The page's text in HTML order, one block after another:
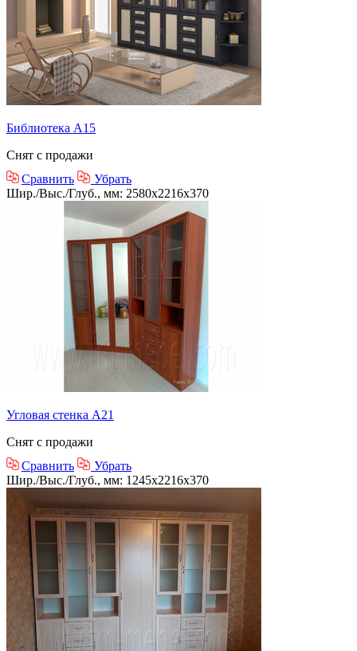
Библиотека А15
Снят с продажи
Сравнить
Убрать
Шир./Выс./Глуб., мм: 2580x2216x370
Угловая стенка А21
Снят с продажи
Сравнить
Убрать
Шир./Выс./Глуб., мм: 1245x2216x370